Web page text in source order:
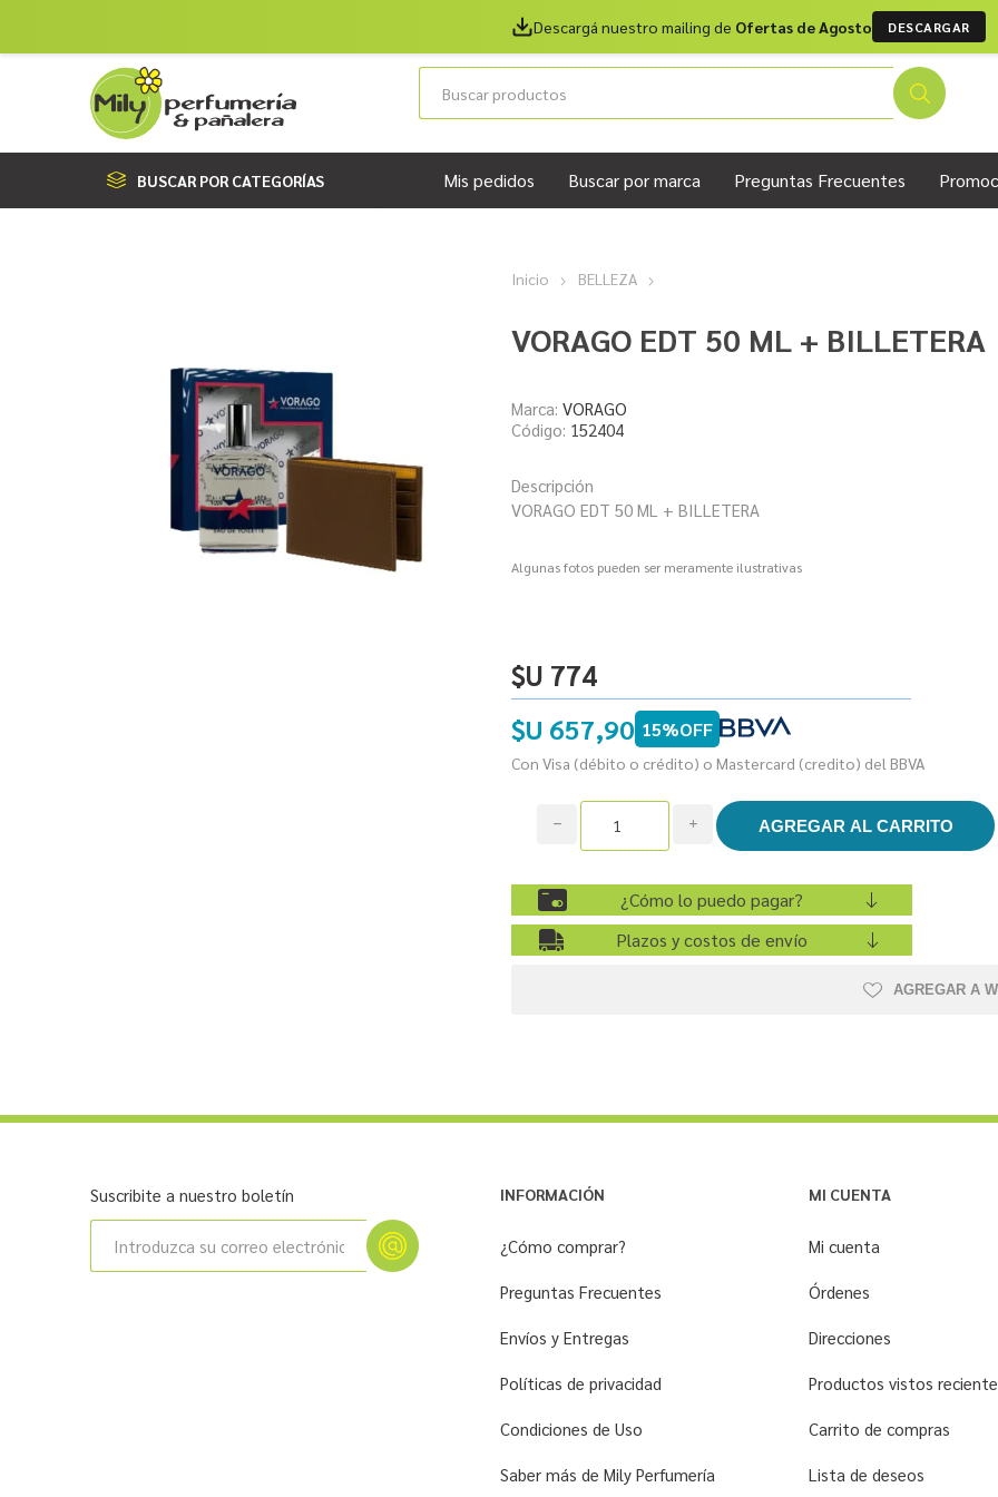
Descargá nuestro mailing de Ofertas de Agosto DESCARGAR
BUSCAR POR CATEGORÍAS Mis pedidos Buscar por marca Preguntas Frecuentes
Inicio BELLEZA
VORAGO EDT 50 ML + BILLETERA
Marca: VORAGO
Código: 152404
Descripción
VORAGO EDT 50 ML + BILLETERA
Algunas fotos pueden ser meramente ilustrativas
$U 774
$U 657,90 15%OFF
Con Visa (débito o crédito) o Mastercard (credito) del BBVA
i
h
¿Cómo lo puedo pagar?
Plazos y costos de envío
AGREGAR A
Suscribite a nuestro boletín INFORMACIÓN
¿Cómo comprar?
Preguntas Frecuentes
Envíos y Entregas
Políticas de privacidad
Condiciones de Uso
Saber más de Mily Perfumería
MI CUENTA
Mi cuenta
Órdenes
Direcciones
Productos vistos
Carrito de compras
Lista de deseos